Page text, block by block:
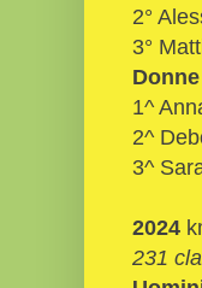
2°
3°
Donne
1^
2^
3^
2024
231